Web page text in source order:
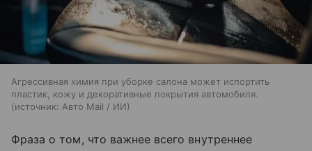
Агрессивная химия при уборке салона может испортить
пластик, кожу и декоративные покрытия автомобиля.
источник: Авто Mail / ИИ
Фраза о том, что важнее всего внутреннее